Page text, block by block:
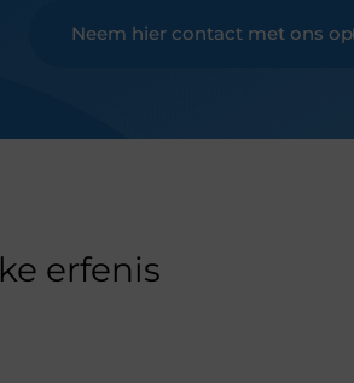
Neem hier contact met ons op
erfenis